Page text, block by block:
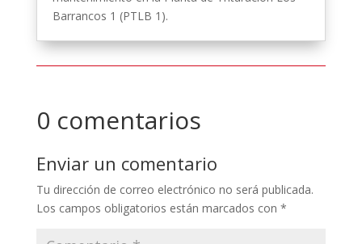
Barrancos 1 (PTLB 1).
0 comentarios
Enviar un comentario
Tu dirección de correo electrónico no será publicada.
Los campos obligatorios están marcados con *